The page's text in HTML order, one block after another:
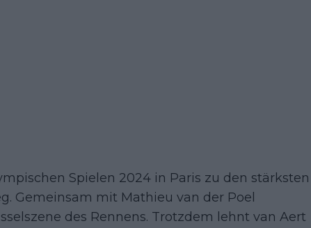
Spielen 2024 in Paris zu den stärksten
Gemeinsam mit Mathieu van der Poel
des Rennens. Trotzdem lehnt van Aert